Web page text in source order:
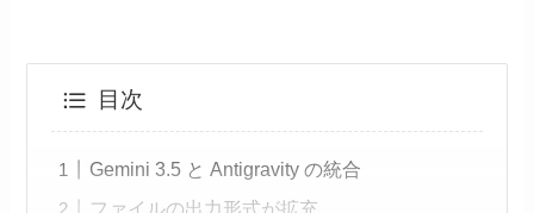
目次
Gemini 3.5 と Antigravity の統合